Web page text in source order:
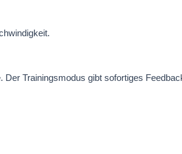
Trainingsmodus gibt sofortiges